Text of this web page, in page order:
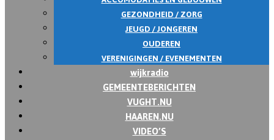
GEZONDHEID / ZORG
JEUGD / JONGEREN
OUDEREN
VERENIGINGEN / EVENEMENTEN
wijkradio
GEMEENTEBERICHTEN
VUGHT.NU
HAAREN.NU
VIDEO’S